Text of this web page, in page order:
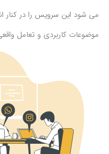
می شود این سرویس را در کنار
موضوعات کاربردی و تعامل